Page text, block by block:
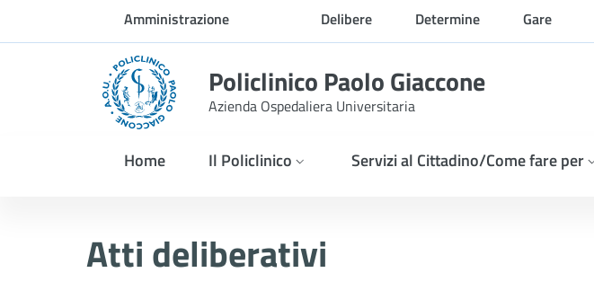
Skip to Main ContentAmministrazione
trasparente
Delibere Determine Gare
Policlinico Paolo Giaccone
Azienda Ospedaliera Universitaria
Home Il Policlinico Servizi al Cittadino/Come fare per
Atti deliberativi